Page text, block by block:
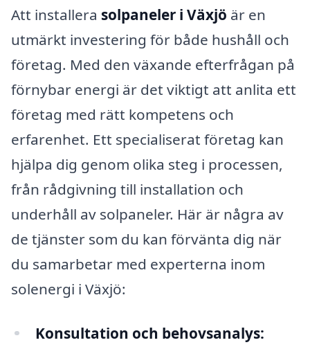
Att installera solpaneler i Växjö är en
utmärkt investering för både hushåll och
företag. Med den växande efterfrågan på
förnybar energi är det viktigt att anlita ett
företag med rätt kompetens och
erfarenhet. Ett specialiserat företag kan
hjälpa dig genom olika steg i processen,
från rådgivning till installation och
underhåll av solpaneler. Här är några av
de tjänster som du kan förvänta dig när
du samarbetar med experterna inom
solenergi i Växjö:
Konsultation och behovsanalys: